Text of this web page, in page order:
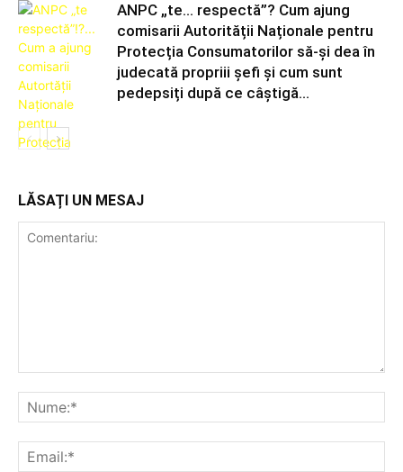
ANPC „te… respectă”? Cum ajung
comisarii Autorității Naționale pentru
Protecția Consumatorilor să-și dea în
judecată propriii șefi și cum sunt
pedepsiți după ce câștigă...
LĂSAȚI UN MESAJ